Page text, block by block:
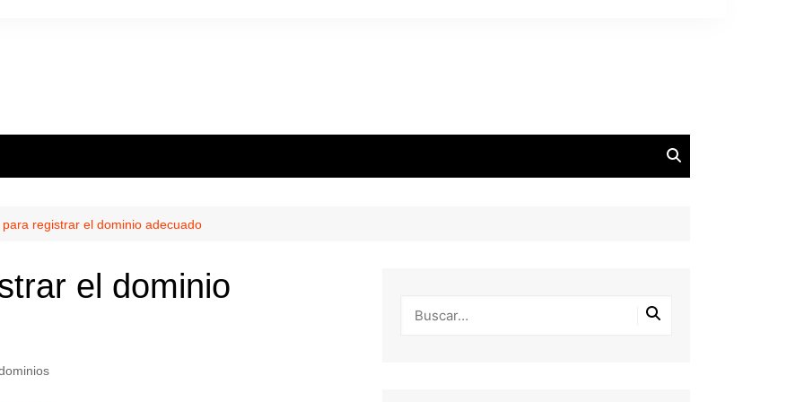
registrar el dominio adecuado
el dominio